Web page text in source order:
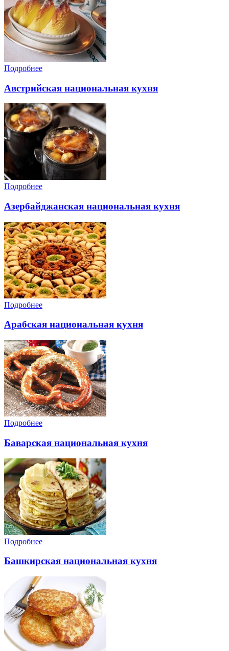
Подробнее
Австрийская национальная кухня
Подробнее
Азербайджанская национальная кухня
Подробнее
Арабская национальная кухня
Подробнее
Баварская национальная кухня
Подробнее
Башкирская национальная кухня